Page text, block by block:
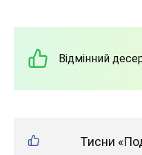
Відмінний
Тисни